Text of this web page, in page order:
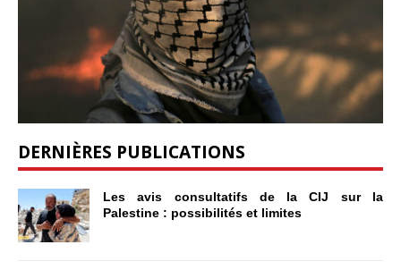
DERNIÈRES PUBLICATIONS
Les avis consultatifs de la CIJ sur la
Palestine : possibilités et limites